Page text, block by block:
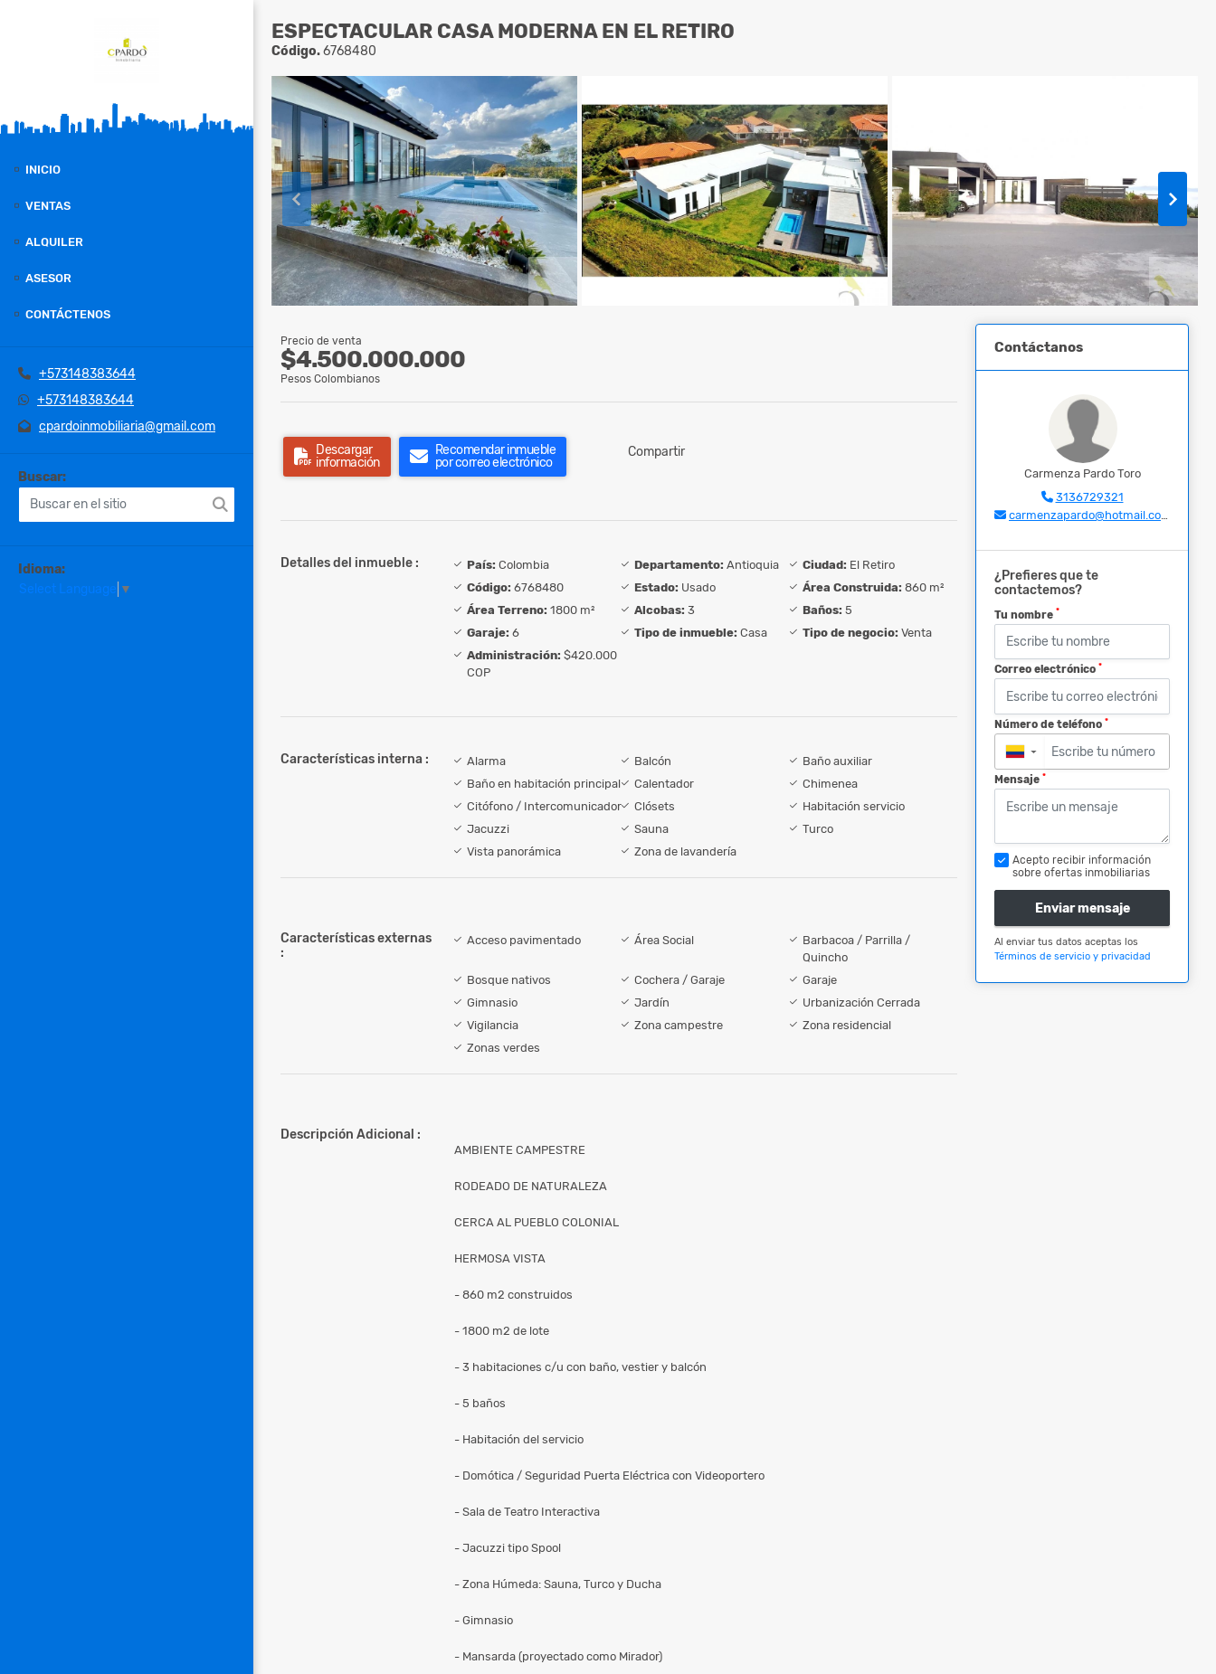
INICIO
VENTAS
ALQUILER
ASESOR
CONTÁCTENOS
+573148383644
+573148383644
cpardoinmobiliaria@gmail.com
Buscar:
Idioma:
Select Language ▼
ESPECTACULAR CASA MODERNA EN EL RETIRO
Código.6768480
Precio de venta
$4.500.000.000
Pesos Colombianos
Descargar
información
Recomendar inmueble
por correo electrónico
Compartir
Detalles del inmueble : País: Colombia Departamento: Antioquia Ciudad: El Retiro
Código: 6768480 Estado: Usado Área Construida: 860 m²
Área Terreno: 1800 m² Alcobas: 3 Baños: 5
Garaje: 6 Tipo de inmueble: Casa Tipo de negocio: Venta
Administración: $420.000
COP
Características interna : Alarma Balcón
Baño auxiliar
Baño en habitación principal
Calentador
Chimenea
Citófono / Intercomunicador
Clósets
Habitación servicio
Jacuzzi
Sauna
Turco
Vista panorámica
Zona de lavandería
Características externas
:
Acceso pavimentado Área Social
Barbacoa / Parrilla /
Quincho
Bosque nativos
Cochera / Garaje
Garaje
Gimnasio
Jardín
Urbanización Cerrada
Vigilancia
Zona campestre
Zona residencial
Zonas verdes
Descripción Adicional :
AMBIENTE CAMPESTRE
RODEADO DE NATURALEZA
CERCA AL PUEBLO COLONIAL
HERMOSA VISTA
- 860 m2 construidos
- 1800 m2 de lote
- 3 habitaciones c/u con baño, vestier y balcón
- 5 baños
- Habitación del servicio
- Domótica / Seguridad Puerta Eléctrica con Videoportero
- Sala de Teatro Interactiva
- Jacuzzi tipo Spool
- Zona Húmeda: Sauna, Turco y Ducha
- Gimnasio
- Mansarda (proyectado como Mirador)
Contáctanos
Carmenza Pardo Toro
3136729321
carmenzapardo@hotmail.com
¿Prefieres que te
contactemos?
Tu nombre *
Correo electrónico *
Número de teléfono *
▼
Mensaje *
Acepto recibir información
sobre ofertas inmobiliarias
Enviar mensaje
Al enviar tus datos aceptas los
Términos de servicio y privacidad